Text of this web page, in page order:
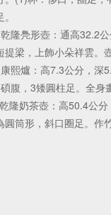
鳧形壺：通高32.2公
提梁，上飾小朵祥雲。
爐：高7.3公分，深
腹，3矮圓柱足。全身
隆奶茶壺：高50.4公分
圓筒形，斜口圈足。作